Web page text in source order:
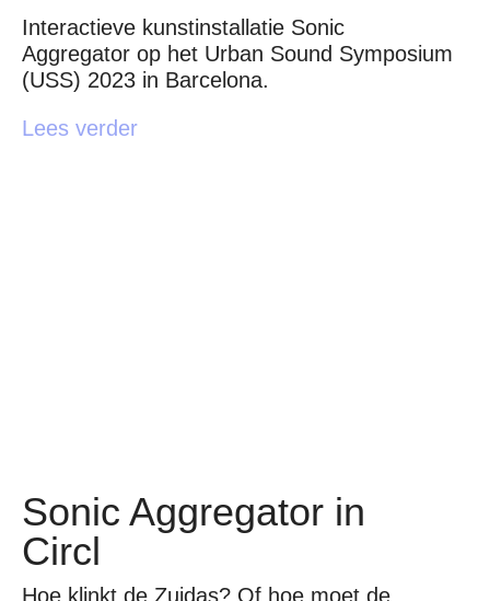
Interactieve kunstinstallatie Sonic
Aggregator op het Urban Sound Symposium
(USS) 2023 in Barcelona.
Lees verder
Sonic Aggregator in
Circl
Hoe klinkt de Zuidas? Of hoe moet de